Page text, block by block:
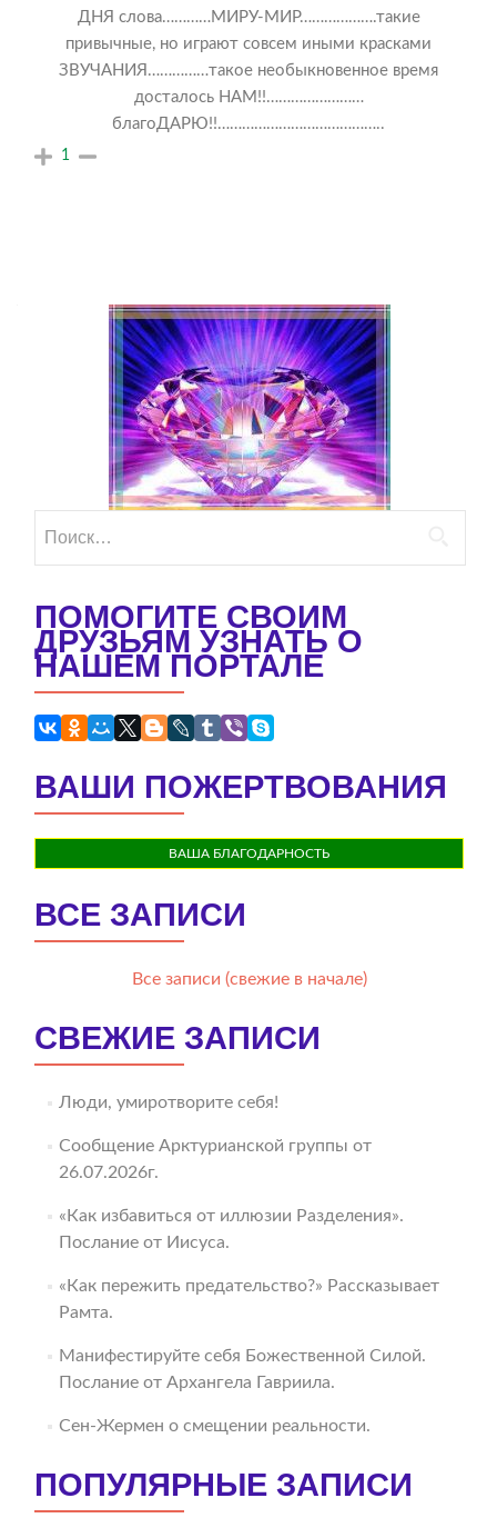
ДНЯ слова…………МИРУ-МИР……………….такие
привычные, но играют совсем иными красками
ЗВУЧАНИЯ……………такое необыкновенное время
досталось НАМ!!……………………
благоДАРЮ!!…………………………………..
1
ПОМОГИТЕ СВОИМ
ДРУЗЬЯМ УЗНАТЬ О
НАШЕМ ПОРТАЛЕ
ВАШИ ПОЖЕРТВОВАНИЯ
ВАША БЛАГОДАРНОСТЬ
ВСЕ ЗАПИСИ
Все записи (свежие в начале)
СВЕЖИЕ ЗАПИСИ
Люди, умиротворите себя!
Сообщение Арктурианской группы от
26.07.2026г.
«Как избавиться от иллюзии Разделения».
Послание от Иисуса.
«Как пережить предательство?» Рассказывает
Рамта.
Манифестируйте себя Божественной Силой.
Послание от Архангела Гавриила.
Сен-Жермен о смещении реальности.
ПОПУЛЯРНЫЕ ЗАПИСИ